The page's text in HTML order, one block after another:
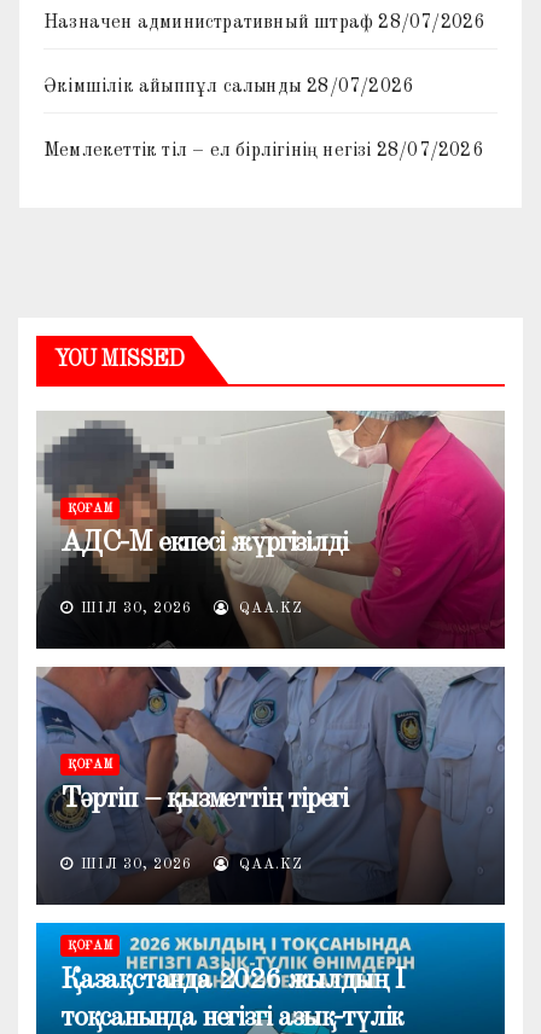
Назначен административный штраф 28/07/2026
Әкімшілік айыппұл салынды 28/07/2026
Мемлекеттік тіл – ел бірлігінің негізі 28/07/2026
YOU MISSED
ҚОҒАМ
АДС-М екпесі жүргізілді
ШІЛ 30, 2026 QAA.KZ
ҚОҒАМ
Тәртіп – қызметтің тірегі
ШІЛ 30, 2026 QAA.KZ
ҚОҒАМ
Қазақстанда 2026 жылдың I
тоқсанында негізгі азық-түлік